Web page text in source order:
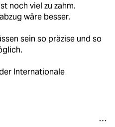
noch viel zu zahm.
wäre besser.
sein so präzise und so
Internationale